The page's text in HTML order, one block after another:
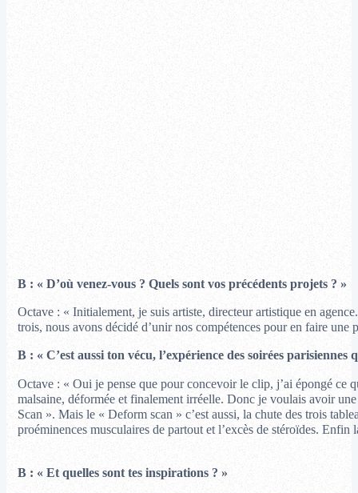
B : « D’où venez-vous ? Quels sont vos précédents projets ? »
Octave : « Initialement, je suis artiste, directeur artistique en
trois, nous avons décidé d’unir nos compétences pour en faire
B : « C’est aussi ton vécu, l’expérience des soirées parisiennes
Octave : « Oui je pense que pour concevoir le clip, j’ai épongé ce
malsaine, déformée et finalement irréelle. Donc je voulais avoir
Scan ». Mais le « Deform scan » c’est aussi, la chute des trois
proéminences musculaires de partout et l’excès de stéroïdes.
B : « Et quelles sont tes inspirations ? »